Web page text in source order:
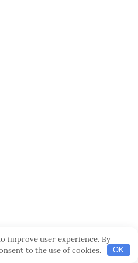
improve user experience. By
to the use of cookies.
OK